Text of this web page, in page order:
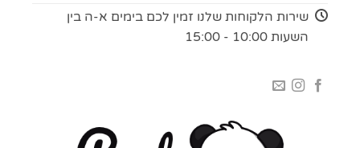
שירות הלקוחות שלנו זמין לכם בימים א-ה בין
השעות 10:00 - 15:00